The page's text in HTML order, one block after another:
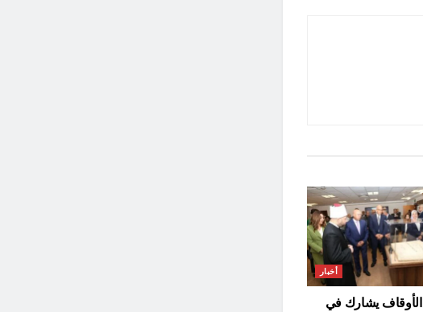
أخبار
الأوقاف يشارك في